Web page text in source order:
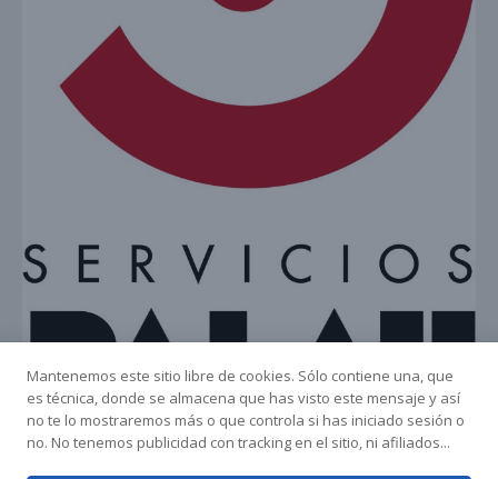
Mantenemos este sitio libre de cookies. Sólo contiene una, que
es técnica, donde se almacena que has visto este mensaje y así
no te lo mostraremos más o que controla si has iniciado sesión o
no. No tenemos publicidad con tracking en el sitio, ni afiliados...